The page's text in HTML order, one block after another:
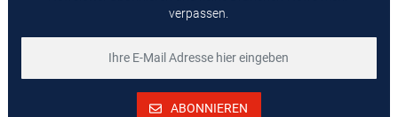
verpassen.
ABONNIEREN